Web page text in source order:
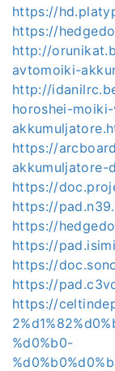
https://
https://
http://
avtomoiki-
http://
horoshei-
https://
akkumuljatore-
https://
https://
https://
https://
https://
https://
https://
%d0%b0-